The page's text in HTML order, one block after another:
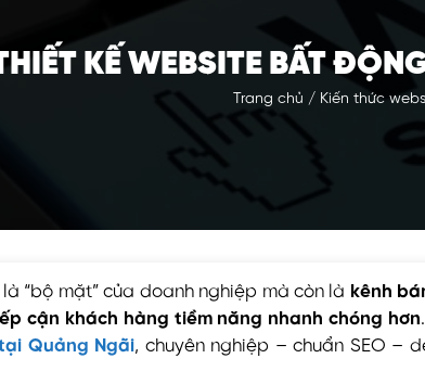
KẾ WEBSITE BẤT
Trang chủ / Kiến thức
“bộ mặt” của doanh nghiệp mà còn là kênh
cận khách hàng tiềm năng nhanh chóng hơn
Quảng Ngãi, chuyên nghiệp – chuẩn SEO –